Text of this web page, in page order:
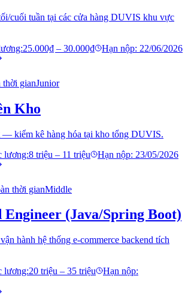
cuối tuần tại các cửa hàng DUVIS khu vực
25.000₫ – 30.000₫ Hạn nộp: 22/06/2026
thời gianJunior
Kho
kiểm kê hàng hóa tại kho tổng DUVIS.
lương:8 triệu – 11 triệu Hạn nộp: 23/05/2026
thời gianMiddle
Engineer (Java/Spring Boot)
hành hệ thống e-commerce backend tích
lương:20 triệu – 35 triệu
Hạn nộp: